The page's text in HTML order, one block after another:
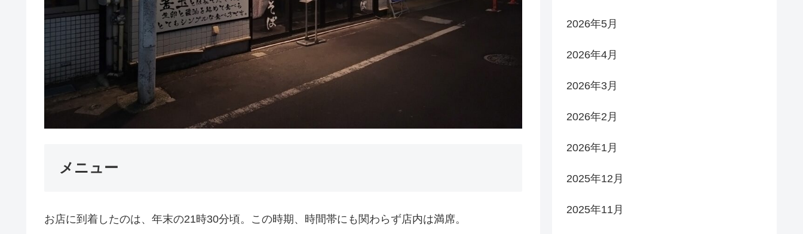
メニュー
お店に到着したのは、年末の21時30分頃。この時期、時間帯にも関わらず店内は満席。
2026年5月
2026年4月
2026年3月
2026年2月
2026年1月
2025年12月
2025年11月